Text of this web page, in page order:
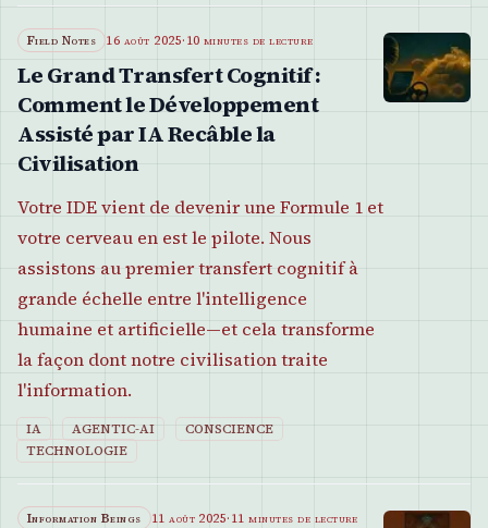
Field Notes 16 août 2025·10 minutes de lecture
Le Grand Transfert Cognitif :
Comment le Développement
Assisté par IA Recâble la
Civilisation
Votre IDE vient de devenir une Formule 1 et
votre cerveau en est le pilote. Nous
assistons au premier transfert cognitif à
grande échelle entre l'intelligence
humaine et artificielle—et cela transforme
la façon dont notre civilisation traite
l'information.
IA AGENTIC-AI
CONSCIENCE
TECHNOLOGIE
Information Beings 11 août 2025·11 minutes de lecture